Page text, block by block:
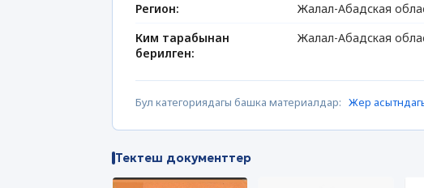
Регион:
Жалал-Абадская
Ким тарабынан
берилген:
Жалал-Абадская
Бул категориядагы башка материалдар: Жер
Тектеш документтер